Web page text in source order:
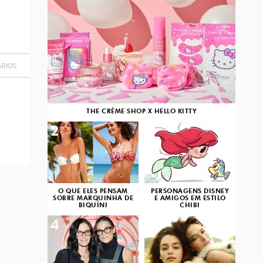
THE CRÈME SHOP X HELLO KITTY
O QUE ELES PENSAM
SOBRE MARQUINHA DE
BIQUÍNI
2
PERSONAGENS DISNEY
E AMIGOS EM ESTILO
CHIBI
3
4